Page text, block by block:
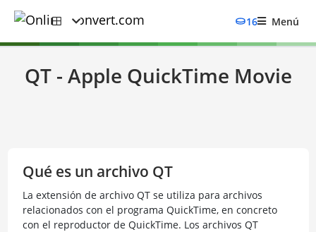
16 Menú
QT - Apple QuickTime Movie
Qué es un archivo QT
La extensión de archivo QT se utiliza para archivos
relacionados con el programa QuickTime, en concreto
con el reproductor de QuickTime. Los archivos QT